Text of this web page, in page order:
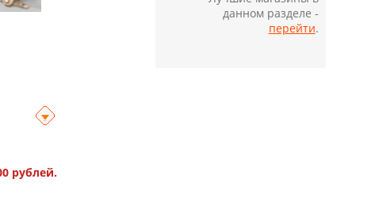
рублей.
данном разделе -
перейти.